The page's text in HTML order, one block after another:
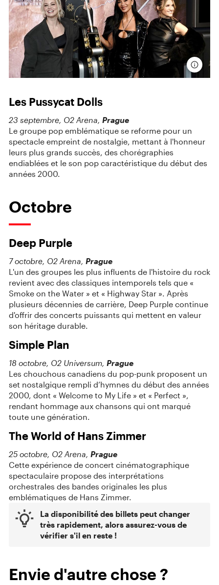
Les Pussycat Dolls
23 septembre, O2 Arena, Prague
Le groupe pop emblématique se reforme pour un
spectacle empreint de nostalgie, mettant à l'honneur
leurs plus grands succès, des chorégraphies
endiablées et le son pop caractéristique du début des
années 2000.
Octobre
Deep Purple
7 octobre, O2 Arena, Prague
L'un des groupes les plus influents de l'histoire du rock
revient avec des classiques intemporels tels que «
Smoke on the Water » et « Highway Star ». Après
plusieurs décennies de carrière, Deep Purple continue
d'offrir des concerts puissants qui mettent en valeur
son héritage durable.
Simple Plan
18 octobre, O2 Universum, Prague
Les chouchous canadiens du pop-punk proposent un
set nostalgique rempli d’hymnes du début des années
2000, dont « Welcome to My Life » et « Perfect »,
rendant hommage aux chansons qui ont marqué
toute une génération.
The World of Hans Zimmer
25 octobre, O2 Arena, Prague
Cette expérience de concert cinématographique
spectaculaire propose des interprétations
orchestrales des bandes originales les plus
emblématiques de Hans Zimmer.
La disponibilité des billets peut changer
très rapidement, alors assurez-vous de
vérifier s'il en reste !
Envie d'autre chose ?